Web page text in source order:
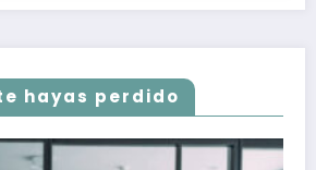
hayas perdido